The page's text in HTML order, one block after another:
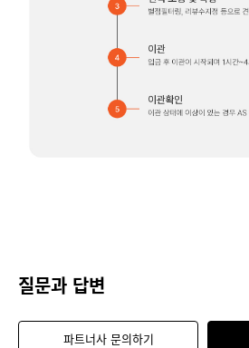
질문과 답변
파트너사 문의하기